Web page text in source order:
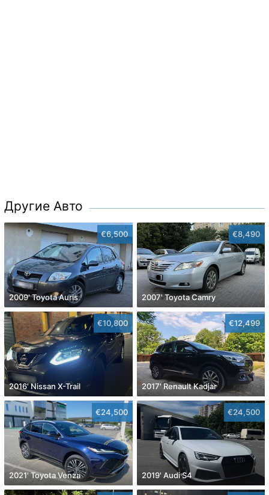
Другие Авто
€6,500
2009' Toyota Auris
€8,490
2007' Toyota Camry
€10,800
2016' Nissan X-Trail
€12,499
2017' Renault Kadjar
€24,500
2021' Toyota Venza
€24,500
2019' Audi S4